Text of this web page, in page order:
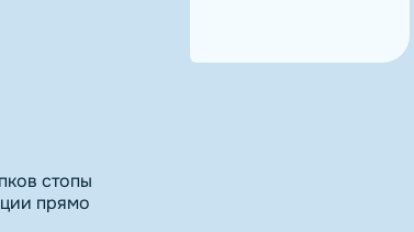
стопы
прямо